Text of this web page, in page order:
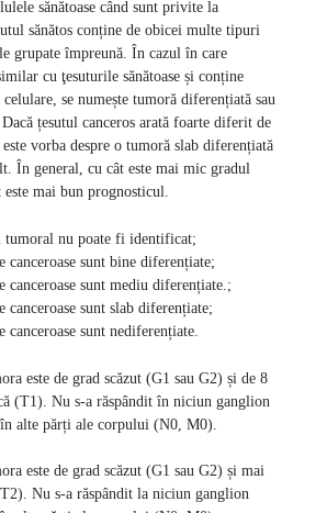
sănătoase când sunt privite la
sănătos conține de obicei multe tipuri
grupate împreună. În cazul în care
cu ţesuturile sănătoase și conține
se numește tumoră diferențiată sau
țesutul canceros arată foarte diferit de
este vorba despre o tumoră slab diferențiată
În general, cu cât este mai mic gradul
mai bun prognosticul.
tumoral nu poate fi identificat;
canceroase sunt bine diferențiate;
canceroase sunt mediu diferențiate.;
canceroase sunt slab diferențiate;
canceroase sunt nediferențiate.
este de grad scăzut (G1 sau G2) și de 8
(T1). Nu s-a răspândit în niciun ganglion
alte părți ale corpului (N0, M0).
este de grad scăzut (G1 sau G2) și mai
Nu s-a răspândit la niciun ganglion